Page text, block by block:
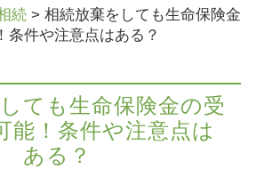
続 > 相続放棄をしても生命保険金
条件や注意点はある？
ても生命保険金の受
能！条件や注意点は
ある？